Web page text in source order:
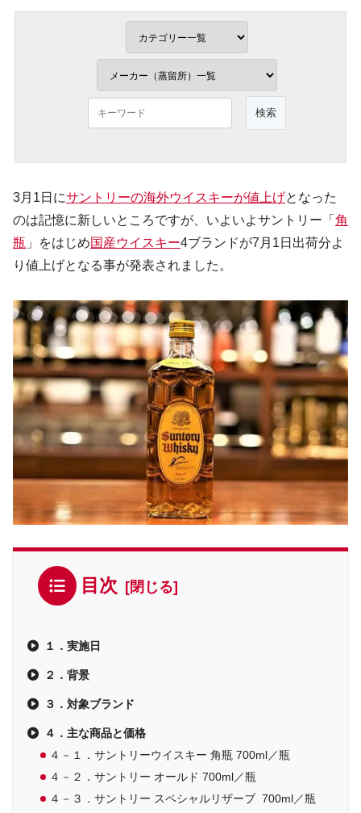
3月1日にサントリーの海外ウイスキーが値上げとなった
のは記憶に新しいところですが、いよいよサントリー「 角
瓶 」をはじめ国産ウイスキー4ブランドが7月1日出荷分よ
り値上げとなる事が発表されました。
目次
１．実施日
２．背景
３．対象ブランド
４．主な商品と価格
４－１．サントリーウイスキー 角瓶 700ml／瓶
４－２．サントリー オールド 700ml／瓶
４－３．サントリー スペシャルリザーブ 700ml／瓶